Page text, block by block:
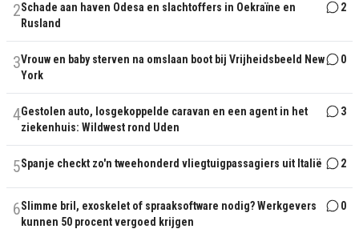
2Schade aan haven Odesa en slachtoffers in Oekraïne en
Rusland
2
3Vrouw en baby sterven na omslaan boot bij Vrijheidsbeeld New
York
0
4Gestolen auto, losgekoppelde caravan en een agent in het
ziekenhuis: Wildwest rond Uden
3
5Spanje checkt zo'n tweehonderd vliegtuigpassagiers uit Italië 2
6Slimme bril, exoskelet of spraaksoftware nodig? Werkgevers
kunnen 50 procent vergoed krijgen
0